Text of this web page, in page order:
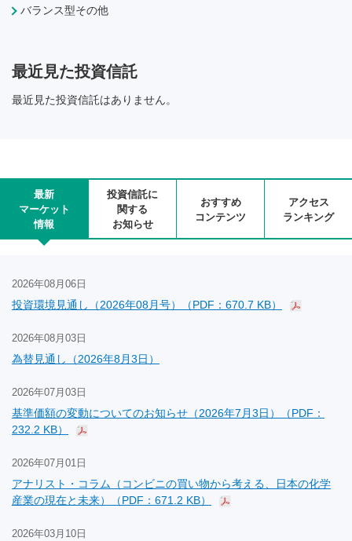
バランス型その他
最近見た投資信託
最近見た投資信託はありません。
最新
マーケット
情報
投資信託に
関する
お知らせ
おすすめ
コンテンツ
アクセス
ランキング
2026年08月06日
投資環境見通し（2026年08月号）（PDF：670.7 KB）
2026年08月03日
為替見通し（2026年8月3日）
2026年07月03日
基準価額の変動についてのお知らせ（2026年7月3日）（PDF：
232.2 KB）
2026年07月01日
アナリスト・コラム（コンビニの買い物から考える、日本の化学
産業の現在と未来）（PDF：671.2 KB）
2026年03月10日